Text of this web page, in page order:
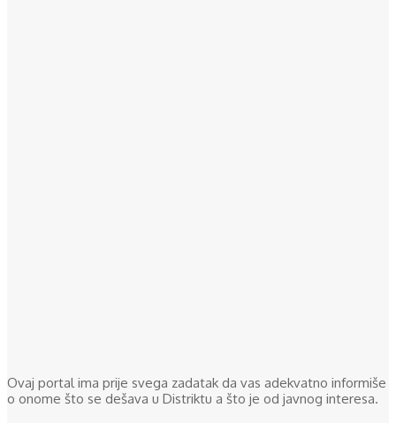
Ovaj portal ima prije svega zadatak da vas adekvatno informiše
o onome što se dešava u Distriktu a što je od javnog interesa.